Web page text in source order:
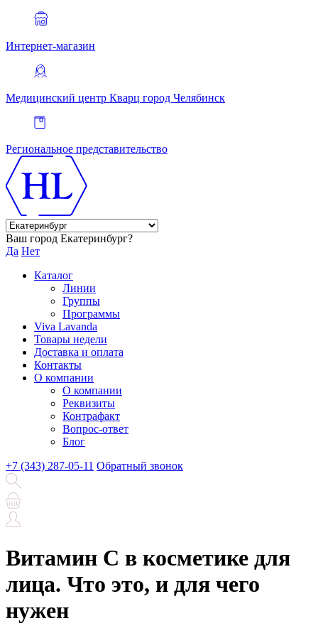
Интернет-магазин
Медицинский центр Кварц город Челябинск
Региональное представительство
Ваш город Екатеринбург?
Да Нет
Каталог
Линии
Группы
Программы
Viva Lavanda
Товары недели
Доставка и оплата
Контакты
О компании
О компании
Реквизиты
Контрафакт
Вопрос-ответ
Блог
+7 (343) 287-05-11 Обратный звонок
Витамин C в косметике для
лица. Что это, и для чего
нужен